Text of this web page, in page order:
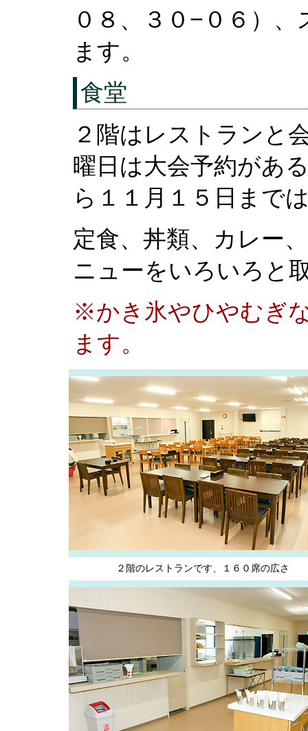
０８、３０−０６）
ます。
食堂
２階はレストランと
曜日は大会予約があ
ら１１月１５日まで
定食、丼類、カレー
ニューをいろいろと
※かき氷やひやむぎ
ます。
２階のレストランです、１６０席の広さ